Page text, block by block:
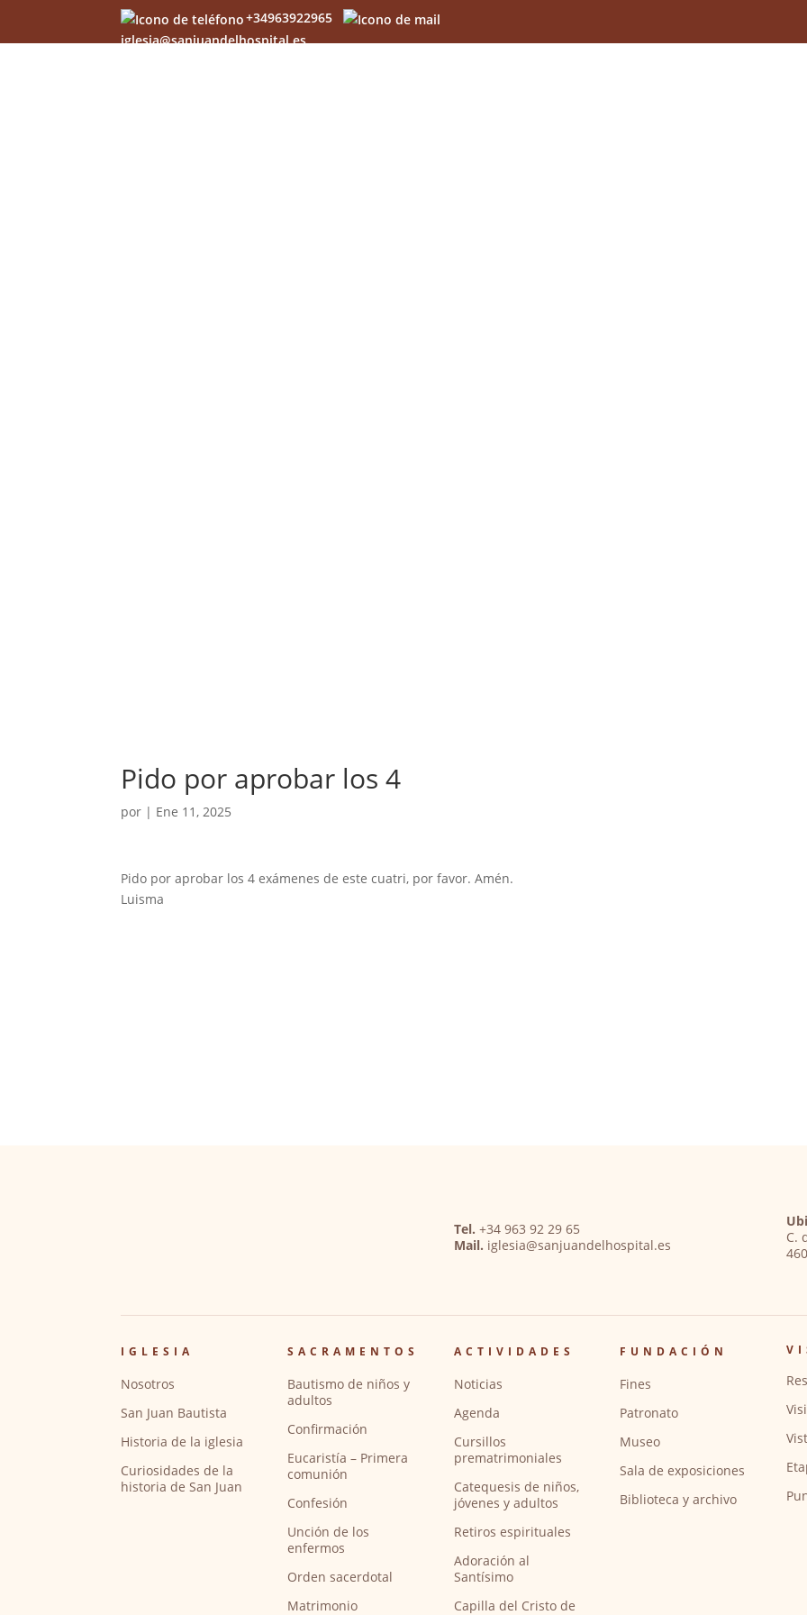
+34963922965
iglesia@sanjuandelhospital.es
Pido por aprobar los 4
por | Ene 11, 2025
Pido por aprobar los 4 exámenes de este cuatri, por favor. Amén.
Luisma
Tel. +34 963 92 29 65
Mail. iglesia@sanjuandelhospital.es
C.
IGLESIA
Nosotros
San Juan Bautista
Historia de la iglesia
Curiosidades de la
historia de San Juan
SACRAMENTOS
Bautismo de niños y
adultos
Confirmación
Eucaristía – Primera
comunión
Confesión
Unción de los
enfermos
Orden sacerdotal
Matrimonio
ACTIVIDADES
Noticias
Agenda
Cursillos
prematrimoniales
Catequesis de niños,
jóvenes y adultos
Retiros espirituales
Adoración al
Santísimo
Capilla del Cristo de
FUNDACIÓN
Fines
Patronato
Museo
Sala de exposiciones
Biblioteca y archivo